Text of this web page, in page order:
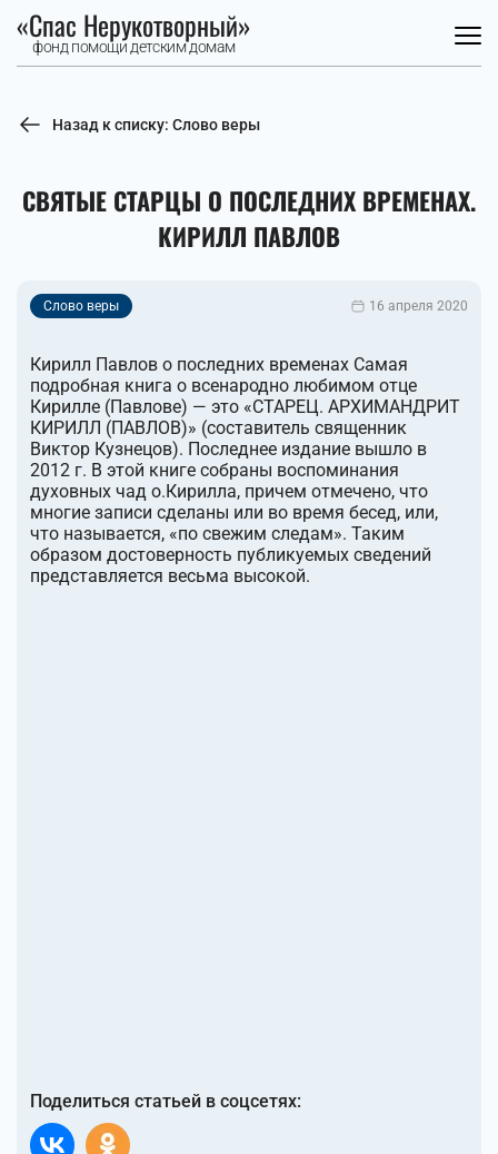
«Спас Нерукотворный»
фонд помощи детским домам
Назад к списку: Слово веры
СВЯТЫЕ СТАРЦЫ О ПОСЛЕДНИХ ВРЕМЕНАХ.
КИРИЛЛ ПАВЛОВ
Слово веры 16 апреля 2020
Кирилл Павлов о последних временах Самая
подробная книга о всенародно любимом отце
Кирилле (Павлове) — это «СТАРЕЦ. АРХИМАНДРИТ
КИРИЛЛ (ПАВЛОВ)» (составитель священник
Виктор Кузнецов). Последнее издание вышло в
2012 г. В этой книге собраны воспоминания
духовных чад о.Кирилла, причем отмечено, что
многие записи сделаны или во время бесед, или,
что называется, «по свежим следам». Таким
образом достоверность публикуемых сведений
представляется весьма высокой.
Поделиться статьей в соцсетях: